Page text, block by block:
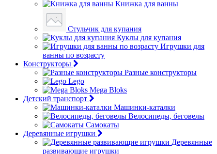
Книжка для ванны
Стульчик для купания
Куклы для купания
Игрушки для
ванны по возрасту
Конструкторы
Разные конструкторы
Lego
Mega Bloks
Детский транспорт
Машинки-каталки
Велосипеды, беговелы
Самокаты
Деревянные игрушки
Деревянные
развивающие игрушки